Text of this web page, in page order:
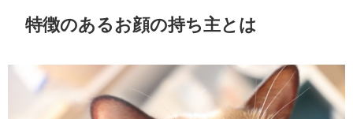
特徴のあるお顔の持ち主とは